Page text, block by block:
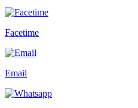
Facetime
Email